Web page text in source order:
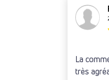
La
très